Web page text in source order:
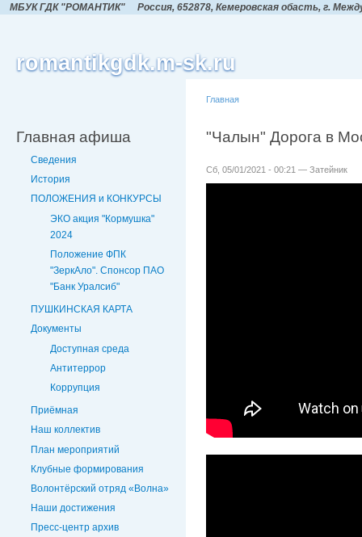
МБУК ГДК "РОМАНТИК" Россия, 652878, Кемеровская обасть, г.
romantikgdk.m-sk.ru
Главная афиша
Сведения
История
ПОЛОЖЕНИЯ и КОНКУРСЫ
ЭКО акция "Кормушка"
2024
Положение ФПК
"ЗеркАло". Спонсор ПАО
"Банк Уралсиб"
ПУШКИНСКАЯ КАРТА
Документы
Доступная среда
Антитеррор
Коррупция
Приёмная
Наш коллектив
План мероприятий
Клубные формирования
Волонтёрский отряд «Волна»
Наши достижения
Пресс-центр архив
Главная
"Чалын" Дорога в
Сб, 05/01/2021 - 00:21 — Затейник